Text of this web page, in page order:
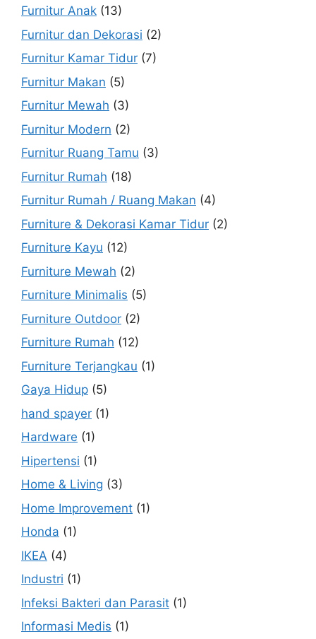
Furnitur Anak (13)
Furnitur dan Dekorasi (2)
Furnitur Kamar Tidur (7)
Furnitur Makan (5)
Furnitur Mewah (3)
Furnitur Modern (2)
Furnitur Ruang Tamu (3)
Furnitur Rumah (18)
Furnitur Rumah / Ruang Makan (4)
Furniture & Dekorasi Kamar Tidur (2)
Furniture Kayu (12)
Furniture Mewah (2)
Furniture Minimalis (5)
Furniture Outdoor (2)
Furniture Rumah (12)
Furniture Terjangkau (1)
Gaya Hidup (5)
hand spayer (1)
Hardware (1)
Hipertensi (1)
Home & Living (3)
Home Improvement (1)
Honda (1)
IKEA (4)
Industri (1)
Infeksi Bakteri dan Parasit (1)
Informasi Medis (1)